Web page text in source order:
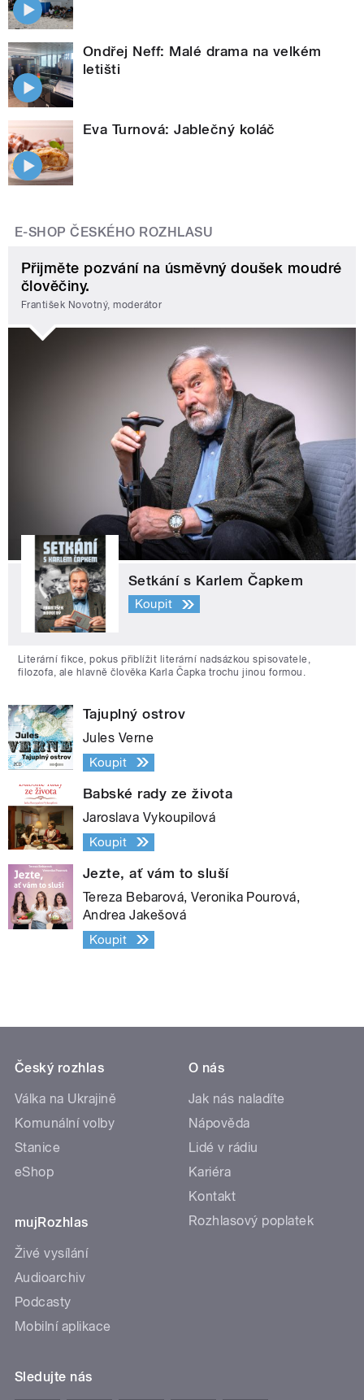
Ondřej Neff: Malé drama na velkém
letišti
Eva Turnová: Jablečný koláč
E-SHOP ČESKÉHO ROZHLASU
Přijměte pozvání na úsměvný doušek moudré
člověčiny.
František Novotný, moderátor
Setkání s Karlem Čapkem
Koupit
Literární fikce, pokus přiblížit literární nadsázkou spisovatele,
filozofa, ale hlavně člověka Karla Čapka trochu jinou formou.
Tajuplný ostrov
Jules Verne
Koupit
Babské rady ze života
Jaroslava Vykoupilová
Koupit
Jezte, ať vám to sluší
Tereza Bebarová, Veronika Pourová,
Andrea Jakešová
Koupit
Český rozhlas
Válka na Ukrajině
Komunální volby
Stanice
eShop
mujRozhlas
Živé vysílání
Audioarchiv
Podcasty
Mobilní aplikace
O nás
Jak nás naladíte
Nápověda
Lidé v rádiu
Kariéra
Kontakt
Rozhlasový poplatek
Sledujte nás